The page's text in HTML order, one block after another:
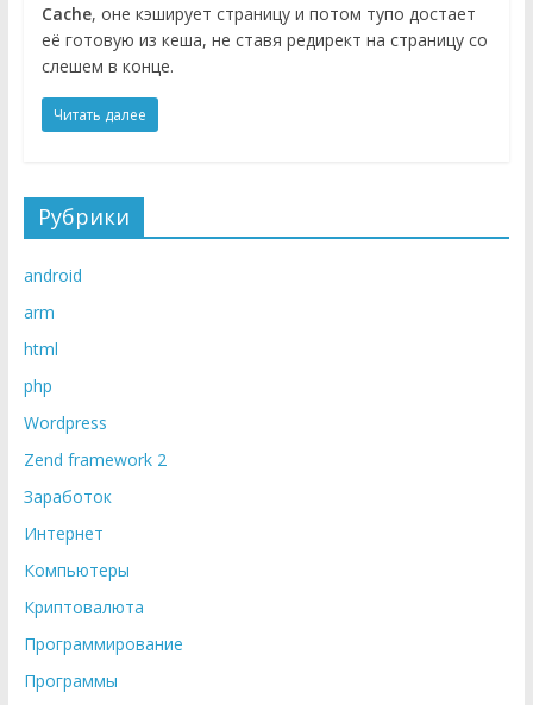
Cache, оне кэширует страницу и потом тупо достает
её готовую из кеша, не ставя редирект на страницу со
слешем в конце.
Читать далее
Рубрики
android
arm
html
php
Wordpress
Zend framework 2
Заработок
Интернет
Компьютеры
Криптовалюта
Программирование
Программы